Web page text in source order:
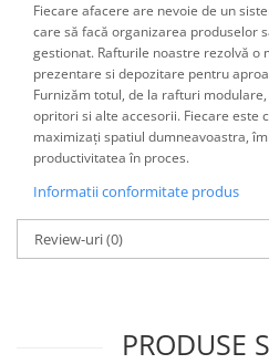
Fiecare afacere are nevoie de un
care să facă organizarea produselor
gestionat. Rafturile noastre rezolvă o
prezentare si depozitare pentru
Furnizăm totul, de la rafturi
opritori si alte accesorii. Fiecare este
maximizați spatiul dumneavoastra,
productivitatea în proces.
Informatii conformitate produs
Review-uri(0)
PRODUSE